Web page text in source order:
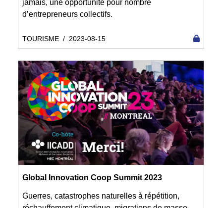
jamais, une opportunité pour nombre
d’entrepreneurs collectifs.
TOURISME / 2023-08-15
Global Innovation Coop Summit 2023
Guerres, catastrophes naturelles à répétition,